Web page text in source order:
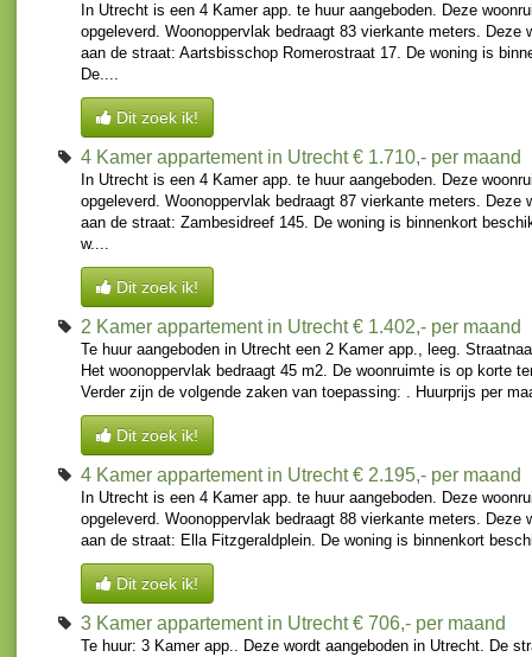
In Utrecht is een 4 Kamer app. te huur aangeboden. Deze
opgeleverd. Woonoppervlak bedraagt 83 vierkante meters. Deze
aan de straat: Aartsbisschop Romerostraat 17. De woning is
De....
Dit zoek ik!
4 Kamer appartement in Utrecht € 1.710,- per maand
In Utrecht is een 4 Kamer app. te huur aangeboden. Deze
opgeleverd. Woonoppervlak bedraagt 87 vierkante meters. Deze
aan de straat: Zambesidreef 145. De woning is binnenkort
w....
Dit zoek ik!
2 Kamer appartement in Utrecht € 1.402,- per maand
Te huur aangeboden in Utrecht een 2 Kamer app., leeg.
Het woonoppervlak bedraagt 45 m2. De woonruimte is op korte
Verder zijn de volgende zaken van toepassing: . Huurprijs per
Dit zoek ik!
4 Kamer appartement in Utrecht € 2.195,- per maand
In Utrecht is een 4 Kamer app. te huur aangeboden. Deze
opgeleverd. Woonoppervlak bedraagt 88 vierkante meters. Deze
aan de straat: Ella Fitzgeraldplein. De woning is binnenkort
Dit zoek ik!
3 Kamer appartement in Utrecht € 706,- per maand
Te huur: 3 Kamer app.. Deze wordt aangeboden in Utrecht. De